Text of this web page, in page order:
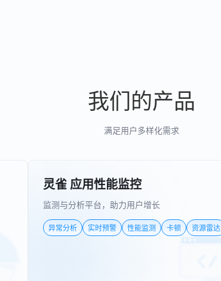
我们的产品
满足用户多样化需求
灵雀 应用性能监控
监测与分析平台，助力用户增长
异常分析 实时预警 性能监测 卡顿 资源雷达